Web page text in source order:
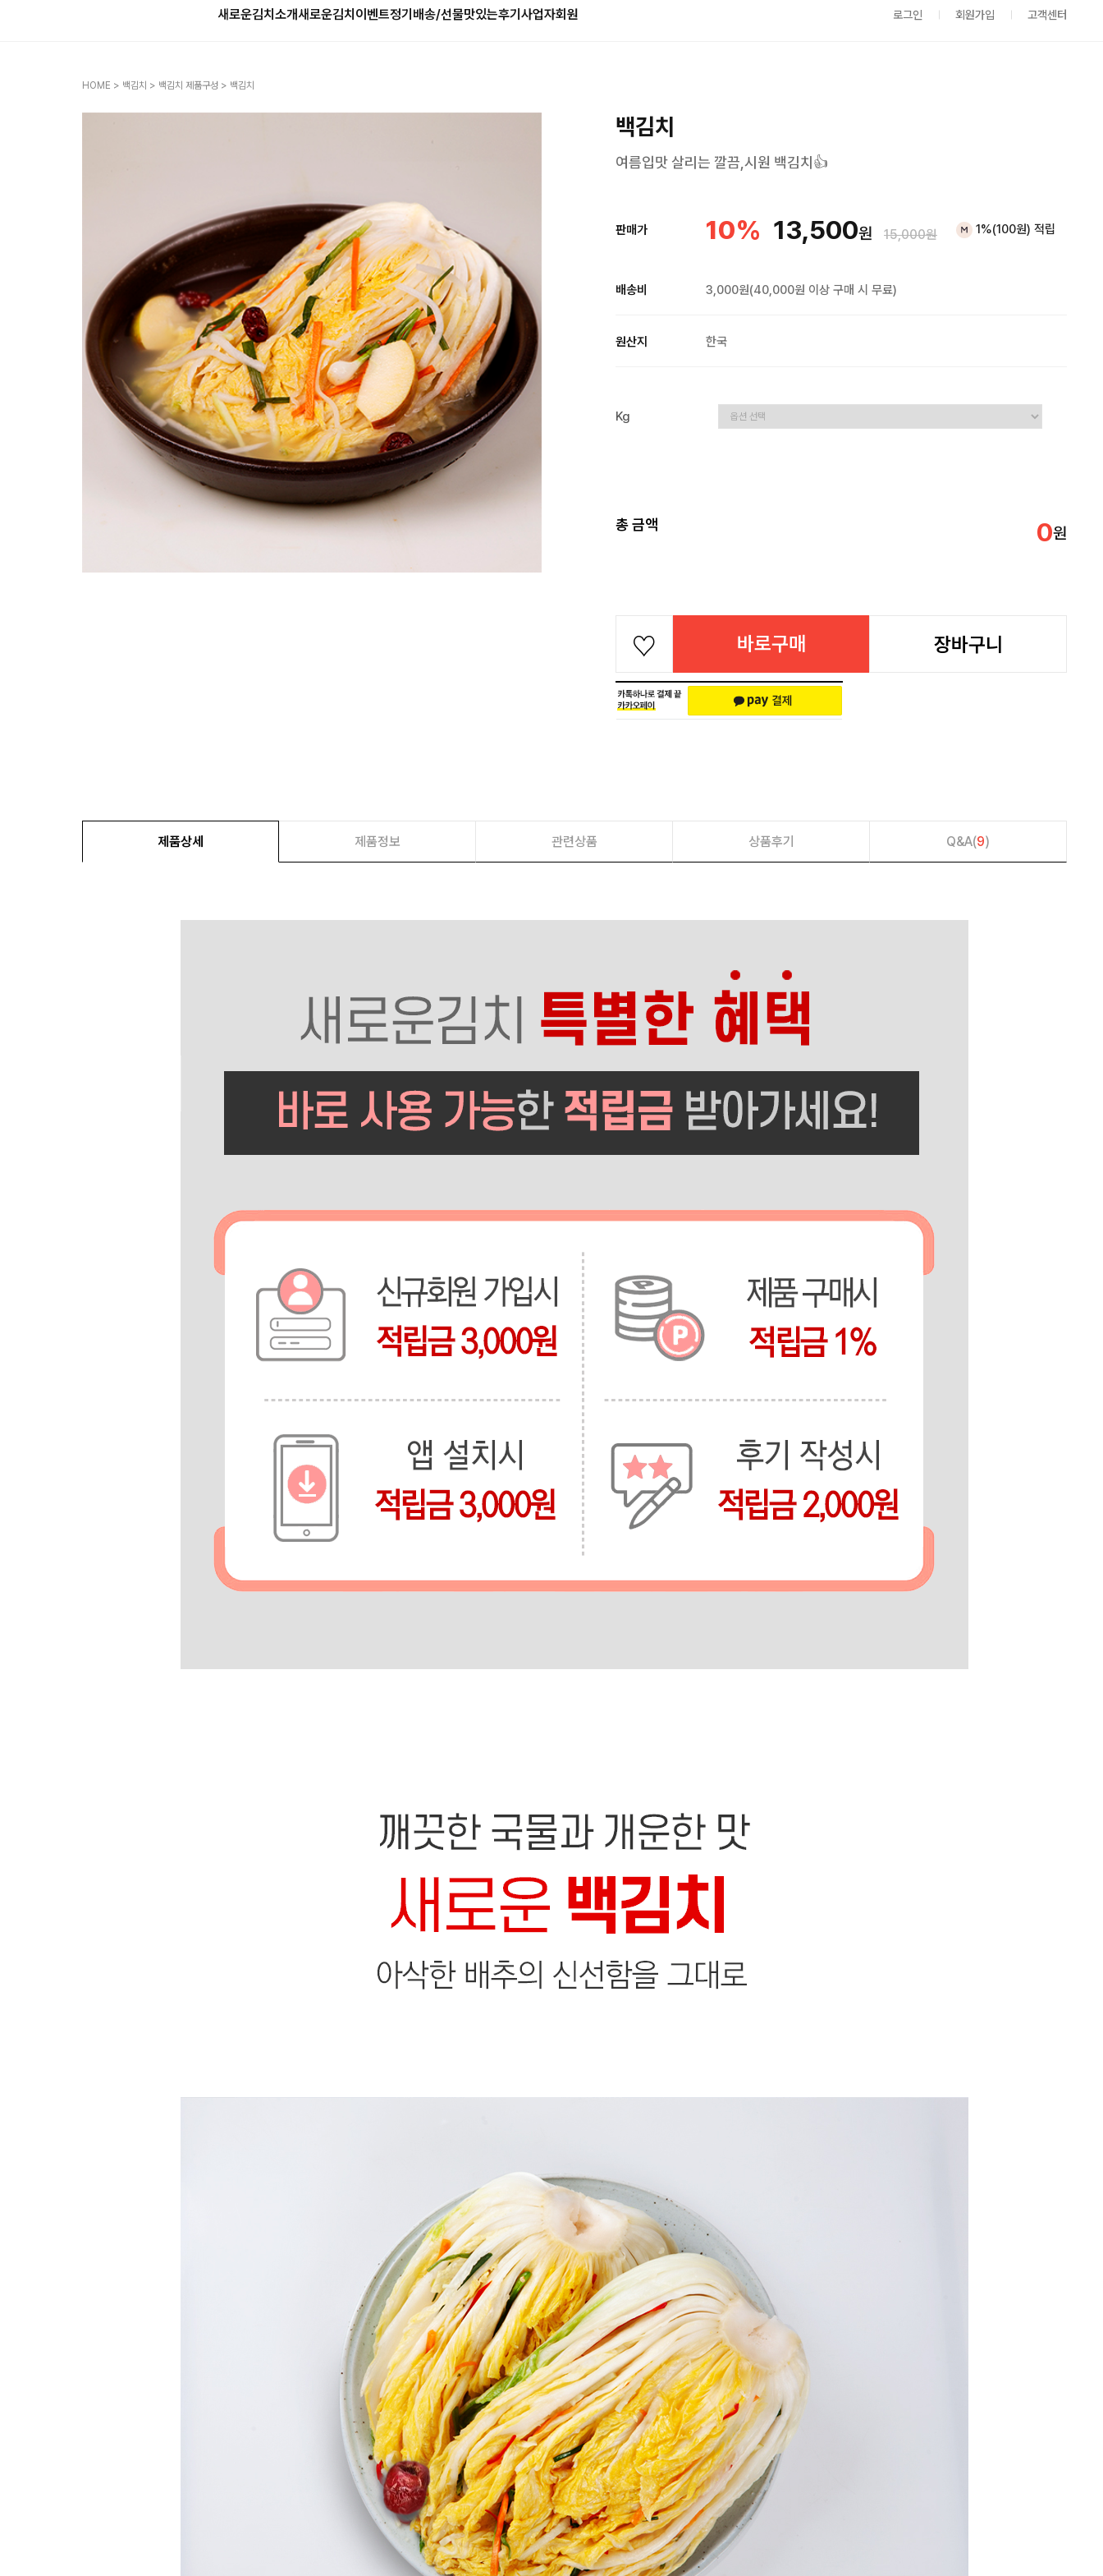
새로운김치소개새로운김치 이벤트정기배송/선물맛있는후기 사업자회원 로그인 회원가입 고객센터
HOME > 백김치 > 백김치 제품구성 > 백김치
백김치
여름입맛 살리는 깔끔,시원 백김치👍
판매가 10% 13,500원 15,000원 1%(100원) 적립
배송비 3,000원(40,000원 이상 구매 시 무료)
원산지 한국
Kg
총 금액 0원
바로구매 장바구니
제품상세 제품정보 관련상품 상품후기 Q&A(9)